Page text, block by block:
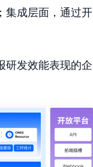
集成层面，通过开
研发效能表现的企